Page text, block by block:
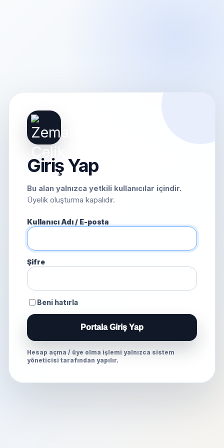
Giriş Yap
Bu alan yalnızca yetkili kullanıcılar içindir.
Üyelik oluşturma kapalıdır.
Kullanıcı Adı / E-posta
Şifre
Beni hatırla
Portala Giriş Yap
Hesap açma / üye olma işlemi yalnızca sistem
yöneticisi tarafından yapılır.